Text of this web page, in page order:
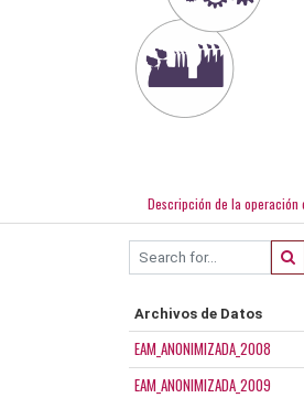
Descripción de la operación
Archivos de Datos
EAM_ANONIMIZADA_2008
EAM_ANONIMIZADA_2009